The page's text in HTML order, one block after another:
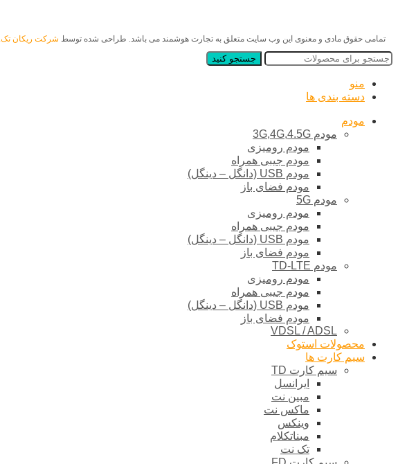
تمامی حقوق مادی و معنوی این وب سایت متعلق به تجارت هوشمند می باشد. طراحی شده توسط شرکت ریکان تک.
جستجو کنید
منو
دسته بندی ها
مودم
مودم 3G,4G,4.5G
مودم رومیزی
مودم جیبی همراه
مودم USB (دانگل – دینگل)
مودم فضای باز
مودم 5G
مودم رومیزی
مودم جیبی همراه
مودم USB (دانگل – دینگل)
مودم فضای باز
مودم TD-LTE
مودم رومیزی
مودم جیبی همراه
مودم USB (دانگل – دینگل)
مودم فضای باز
VDSL / ADSL
محصولات استوک
سیم کارت ها
سیم کارت TD
ایرانسل
مبین نت
ماکس نت
وینکس
مبناتکلام
تک نت